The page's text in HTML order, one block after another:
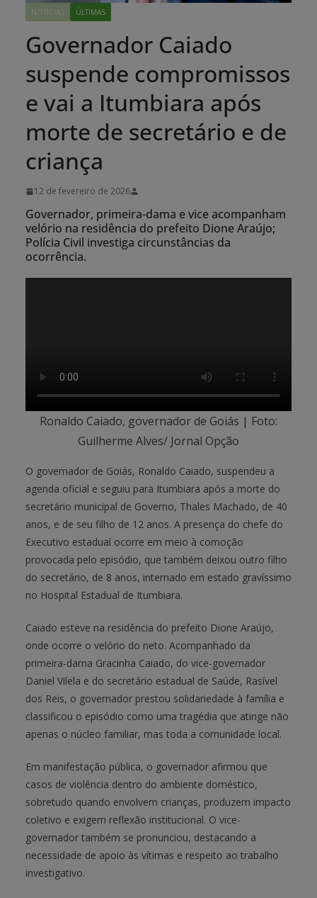
NOTÍCIAS ÚLTIMAS
Governador Caiado
suspende compromissos
e vai a Itumbiara após
morte de secretário e de
criança
12 de fevereiro de 2026
Governador, primeira-dama e vice acompanham
velório na residência do prefeito Dione Araújo;
Polícia Civil investiga circunstâncias da
ocorrência.
Ronaldo Caiado, governador de Goiás | Foto:
Guilherme Alves/ Jornal Opção
O governador de Goiás, Ronaldo Caiado, suspendeu a
agenda oficial e seguiu para Itumbiara após a morte do
secretário municipal de Governo, Thales Machado, de 40
anos, e de seu filho de 12 anos. A presença do chefe do
Executivo estadual ocorre em meio à comoção
provocada pelo episódio, que também deixou outro filho
do secretário, de 8 anos, internado em estado gravíssimo
no Hospital Estadual de Itumbiara.
Caiado esteve na residência do prefeito Dione Araújo,
onde ocorre o velório do neto. Acompanhado da
primeira-dama Gracinha Caiado, do vice-governador
Daniel Vilela e do secretário estadual de Saúde, Rasível
dos Reis, o governador prestou solidariedade à família e
classificou o episódio como uma tragédia que atinge não
apenas o núcleo familiar, mas toda a comunidade local.
Em manifestação pública, o governador afirmou que
casos de violência dentro do ambiente doméstico,
sobretudo quando envolvem crianças, produzem impacto
coletivo e exigem reflexão institucional. O vice-
governador também se pronunciou, destacando a
necessidade de apoio às vítimas e respeito ao trabalho
investigativo.